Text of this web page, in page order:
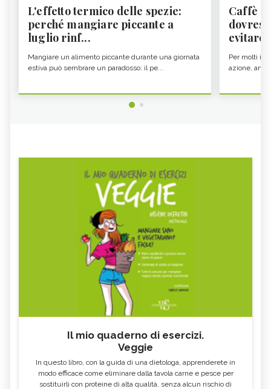
L'effetto termico delle spezie:
perché mangiare piccante a
luglio rinf...
Mangiare un alimento piccante durante una giornata
estiva può sembrare un paradosso: il pe...
Caffè
evitare
Per molti il
azione,
Il mio quaderno di esercizi.
Veggie
In questo libro, con la guida di una dietologa, apprenderete in
modo efficace come eliminare dalla tavola carne e pesce per
sostituirli con proteine di alta qualità, senza alcun rischio di